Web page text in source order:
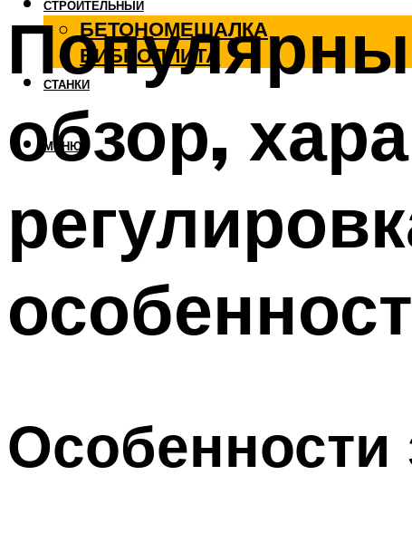
СТРОИТЕЛЬНЫЙ
БЕТОНОМЕШАЛКА
ВИБРОПЛИТА
СТАНКИ
МЕНЮ
обзор,
Особенности